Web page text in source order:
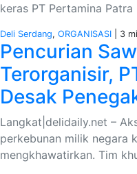
keras PT Pertamina Patra
Deli Serdang,ORGANISASI | 3
Pencurian
Terorganisir,
Desak
Langkat|delidaily.net –
perkebunan milik negara
mengkhawatirkan. Tim